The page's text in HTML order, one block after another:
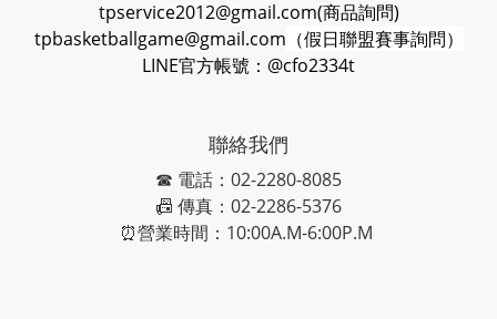
tpservice2012@gmail.com(商品詢問)
tpbasketballgame@gmail.com （假日聯盟賽事詢問）
LINE官方帳號：@cfo2334t
聯絡我們
☎ 電話：02-2280-8085
📠 傳真：02-2286-5376
⏰營業時間：10:00A.M-6:00P.M